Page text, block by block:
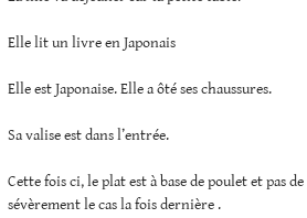
Elle lit un livre en Japonais
Elle est Japonaise. Elle a ôté ses chaussures.
Sa valise est dans l’entrée.
Cette fois ci, le plat est à base de poulet et pas
sévèrement le cas la fois dernière .